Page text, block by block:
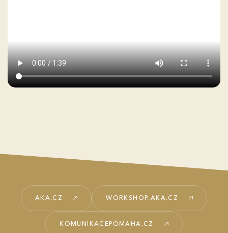
AKA.CZ WORKSHOP.AKA.CZ
KOMUNIKACEPOMAHA.CZ